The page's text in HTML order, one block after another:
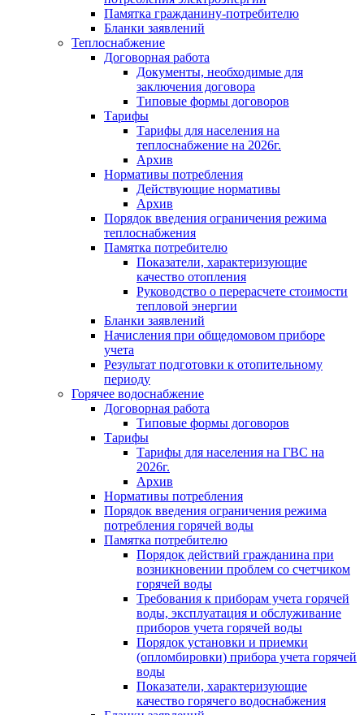
Памятка гражданину-потребителю
Бланки заявлений
Теплоснабжение
Договорная работа
Документы, необходимые для
заключения договора
Типовые формы договоров
Тарифы
Тарифы для населения на
теплоснабжение на 2026г.
Архив
Нормативы потребления
Действующие нормативы
Архив
Порядок введения ограничения режима
теплоснабжения
Памятка потребителю
Показатели, характеризующие
качество отопления
Руководство о перерасчете стоимости
тепловой энергии
Бланки заявлений
Начисления при общедомовом приборе
учета
Результат подготовки к отопительному
периоду
Горячее водоснабжение
Договорная работа
Типовые формы договоров
Тарифы
Тарифы для населения на ГВС на
2026г.
Архив
Нормативы потребления
Порядок введения ограничения режима
потребления горячей воды
Памятка потребителю
Порядок действий гражданина при
возникновении проблем со счетчиком
горячей воды
Требования к приборам учета горячей
воды, эксплуатация и обслуживание
приборов учета горячей воды
Порядок установки и приемки
(опломбировки) прибора учета горячей
воды
Показатели, характеризующие
качество горячего водоснабжения